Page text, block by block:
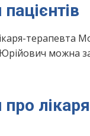
терапевта
можна
про лікаря